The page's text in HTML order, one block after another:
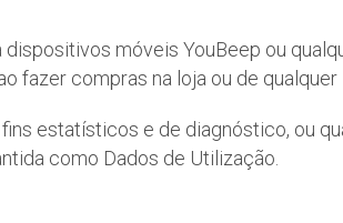
móveis YouBeep ou
compras na loja ou de qualquer
estatísticos e de diagnóstico, ou
como Dados de Utilização.